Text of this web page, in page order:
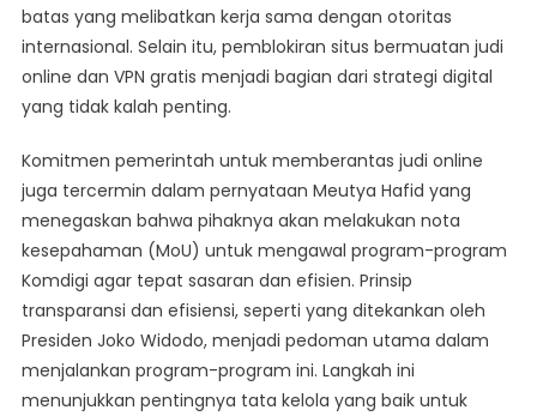
batas yang melibatkan kerja sama dengan otoritas
internasional. Selain itu, pemblokiran situs bermuatan judi
online dan VPN gratis menjadi bagian dari strategi digital
yang tidak kalah penting.
Komitmen pemerintah untuk memberantas judi online
juga tercermin dalam pernyataan Meutya Hafid yang
menegaskan bahwa pihaknya akan melakukan nota
kesepahaman (MoU) untuk mengawal program-program
Komdigi agar tepat sasaran dan efisien. Prinsip
transparansi dan efisiensi, seperti yang ditekankan oleh
Presiden Joko Widodo, menjadi pedoman utama dalam
menjalankan program-program ini. Langkah ini
menunjukkan pentingnya tata kelola yang baik untuk